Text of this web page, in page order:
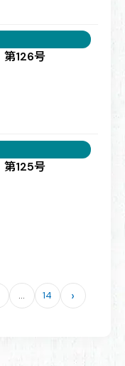
第126号
第125号
… 14 ›